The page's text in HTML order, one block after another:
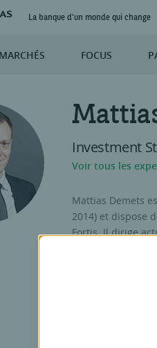
La banque d'un monde qui change
MARCHÉS FOCUS
Investment
Voir tous les
Mattias Demets
2014) et dispose
Fortis. Il dirige
dépasse
font également
Mattias aime